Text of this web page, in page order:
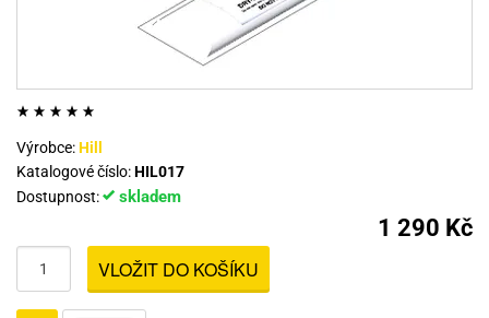
Výrobce:Hill
Katalogové číslo:HIL017
Dostupnost:
skladem
1 290 Kč
VLOŽIT DO KOŠÍKU